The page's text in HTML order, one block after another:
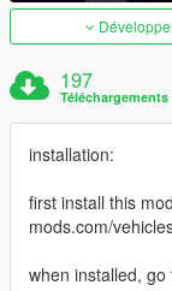
197
Téléchargements
installation:
first install this
mods.com/
when installed, go